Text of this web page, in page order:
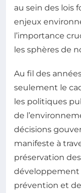
au sein des lois
enjeux
l’importance
les sphères de
Au fil des
seulement le
les politiques
de
décisions
manifeste à
préservation
développement
prévention et